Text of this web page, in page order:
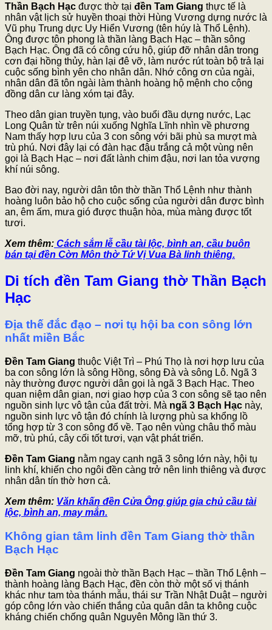
Thần Bạch Hạc được thờ tại đền Tam Giang thực tế là
nhân vật lịch sử huyền thoại thời Hùng Vương dựng nước là
Vũ phụ Trung dực Uy Hiển Vương (tên húy là Thổ Lệnh).
Ông được tôn phong là thần làng Bạch Hạc – thần sông
Bạch Hạc. Ông đã có công cứu hộ, giúp đỡ nhân dân trong
cơn đại hồng thủy, hàn lại đê vỡ, làm nước rút toàn bộ trả lại
cuộc sống bình yên cho nhân dân. Nhớ công ơn của ngài,
nhân dân đã tôn ngài làm thành hoàng hộ mệnh cho cộng
đồng dân cư làng xóm tại đây.
Theo dân gian truyền tụng, vào buổi đầu dựng nước, Lạc
Long Quân từ trên núi xuống Nghĩa Lĩnh nhìn về phương
Nam thấy hợp lưu của 3 con sông với bãi phù sa mượt mà
trù phú. Nơi đây lại có đàn hạc đậu trắng cả một vùng nên
gọi là Bạch Hạc – nơi đất lành chim đậu, nơi lan tỏa vượng
khí núi sông.
Bao đời nay, người dân tôn thờ thần Thổ Lệnh như thành
hoàng luôn bảo hộ cho cuộc sống của người dân được bình
an, êm ấm, mưa gió được thuận hòa, mùa màng được tốt
tươi.
Xem thêm: Cách sắm lễ cầu tài lộc, bình an, cầu buôn
bán tại đền Cờn Môn thờ Tứ Vị Vua Bà linh thiêng.
Di tích đền Tam Giang thờ Thần Bạch
Hạc
Địa thế đắc đạo – nơi tụ hội ba con sông lớn
nhất miền Bắc
Đền Tam Giang thuộc Việt Trì – Phú Thọ là nơi hợp lưu của
ba con sông lớn là sông Hồng, sông Đà và sông Lô. Ngã 3
này thường được người dân gọi là ngã 3 Bạch Hạc. Theo
quan niệm dân gian, nơi giao hợp của 3 con sông sẽ tạo nên
nguồn sinh lực vô tận của đất trời. Mà ngã 3 Bạch Hạc này,
nguồn sinh lực vô tận đó chính là lượng phù sa khổng lồ
tổng hợp từ 3 con sông đổ về. Tạo nên vùng châu thổ màu
mỡ, trù phú, cây cối tốt tươi, vạn vật phát triển.
Đền Tam Giang nằm ngay cạnh ngã 3 sông lớn này, hội tụ
linh khí, khiến cho ngôi đền càng trở nên linh thiêng và được
nhân dân tín thờ hơn cả.
Xem thêm: Văn khấn đền Cửa Ông giúp gia chủ cầu tài
lộc, bình an, may mắn.
Không gian tâm linh đền Tam Giang thờ thần
Bạch Hạc
Đền Tam Giang ngoài thờ thần Bạch Hạc – thần Thổ Lệnh –
thành hoàng làng Bạch Hạc, đền còn thờ một số vị thánh
khác như tam tòa thánh mẫu, thái sư Trần Nhật Duật – người
góp công lớn vào chiến thắng của quân dân ta không cuộc
kháng chiến chống quân Nguyên Mông lần thứ 3.